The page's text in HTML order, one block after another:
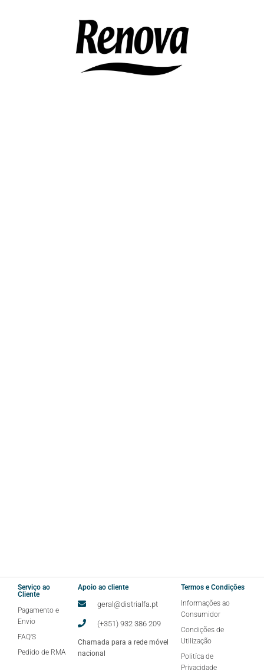
Serviço ao
Cliente
Pagamento e
Envio
FAQ'S
Pedido de RMA
Apoio ao cliente
geral@distrialfa.pt
(+351) 932 386 209
Chamada para a rede móvel
nacional
Termos e Condições
Informações ao
Consumidor
Condições de
Utilização
Politíca de
Privacidade